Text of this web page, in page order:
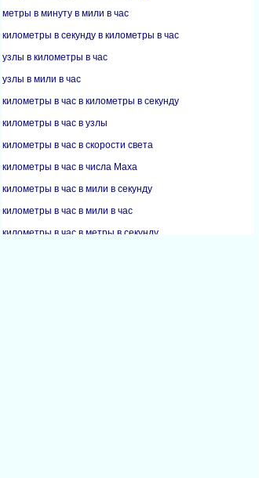
метры в минуту в мили в час
километры в секунду в километры в час
узлы в километры в час
узлы в мили в час
километры в час в километры в секунду
километры в час в узлы
километры в час в скорости света
километры в час в числа Маха
километры в час в мили в секунду
километры в час в мили в час
километры в час в метры в секунду